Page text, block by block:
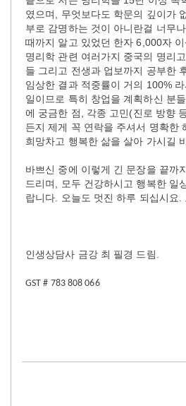
였으며
무엇보다도 학문의 깊이가
부로 감명하는 것이 아니란걸 너무
때까지 알고 있었던 한자 6,000자
명리학 관련 여러가지 중국의 명리
들 그리고 전생과 업보까지 공부한
임상한 결과 적중률이 거의 100%
일이므로 특히 창업을 계획하신 분
에 궁금한 점 각종 고민(진로 방향
든지 제게 꼭 연락을 주셔서 명확한
희망차고 행복한 삶을 살아 가시길
바쁘신 중에 이렇게 긴 문장을 끝까
드리며
모두 건강하시고 행복한 일
랍니다
오늘도 멋진 하루 되십시요
인생상담사 금강 최 필경 드림
GST # 783 808 066